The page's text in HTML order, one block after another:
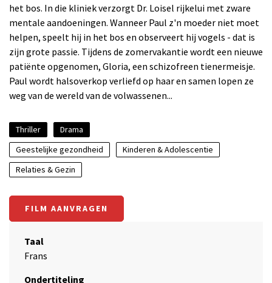
het bos. In die kliniek verzorgt Dr. Loisel rijkelui met zware
mentale aandoeningen. Wanneer Paul z'n moeder niet moet
helpen, speelt hij in het bos en observeert hij vogels - dat is
zijn grote passie. Tijdens de zomervakantie wordt een nieuwe
patiënte opgenomen, Gloria, een schizofreen tienermeisje.
Paul wordt halsoverkop verliefd op haar en samen lopen ze
weg van de wereld van de volwassenen...
Thriller
Drama
Geestelijke gezondheid
Kinderen & Adolescentie
Relaties & Gezin
FILM AANVRAGEN
Taal
Frans
Ondertiteling